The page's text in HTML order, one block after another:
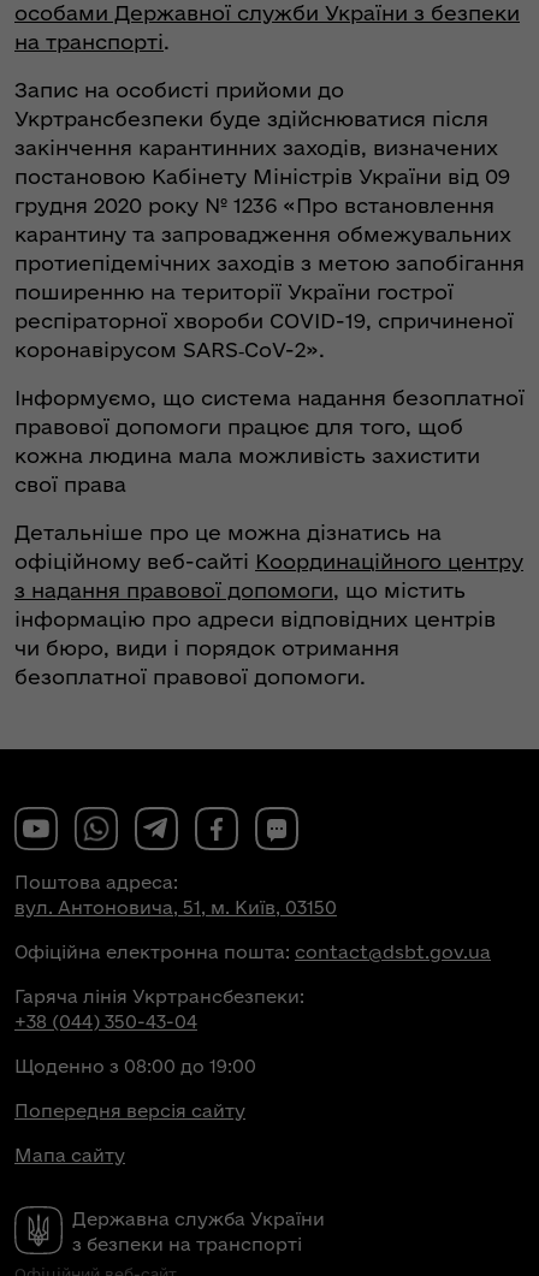
особами Державної служби України з безпеки
на транспорті.
Запис на особисті прийоми до
Укртрансбезпеки буде здійснюватися після
закінчення карантинних заходів, визначених
постановою Кабінету Міністрів України від 09
грудня 2020 року № 1236 «Про встановлення
карантину та запровадження обмежувальних
протиепідемічних заходів з метою запобігання
поширенню на території України гострої
респіраторної хвороби COVID-19, спричиненої
коронавірусом SARS‑CoV-2».
Інформуємо, що система надання безоплатної
правової допомоги працює для того, щоб
кожна людина мала можливість захистити
свої права
Детальніше про це можна дізнатись на
офіційному веб-сайті Координаційного центру
з надання правової допомоги, що містить
інформацію про адреси відповідних центрів
чи бюро, види і порядок отримання
безоплатної правової допомоги.
Державна служба України
з безпеки на транспорті
Поштова адреса:
вул. Антоновича, 51, м. Київ, 03150
Офіційна електронна пошта: contact@dsbt.gov.ua
Гаряча лінія Укртрансбезпеки:
+38 (044) 350-43-04
Щоденно з 08:00 до 19:00
Попередня версія сайту
Мапа сайту